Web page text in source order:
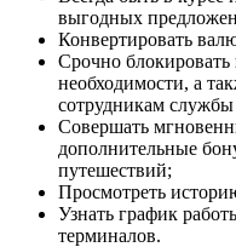
выгодных
Конвертировать
Срочно блокировать
необходимости, а
сотрудникам
Совершать
дополнительные
путешествий;
Просмотреть
Узнать график
терминалов.